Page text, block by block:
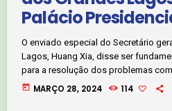
Palácio
O enviado especial do Secretário
Lagos, Huang Xia, disse ser
para a resolução dos problemas
referindo ser nesta condição que o
today MARÇO 28, 2024 114